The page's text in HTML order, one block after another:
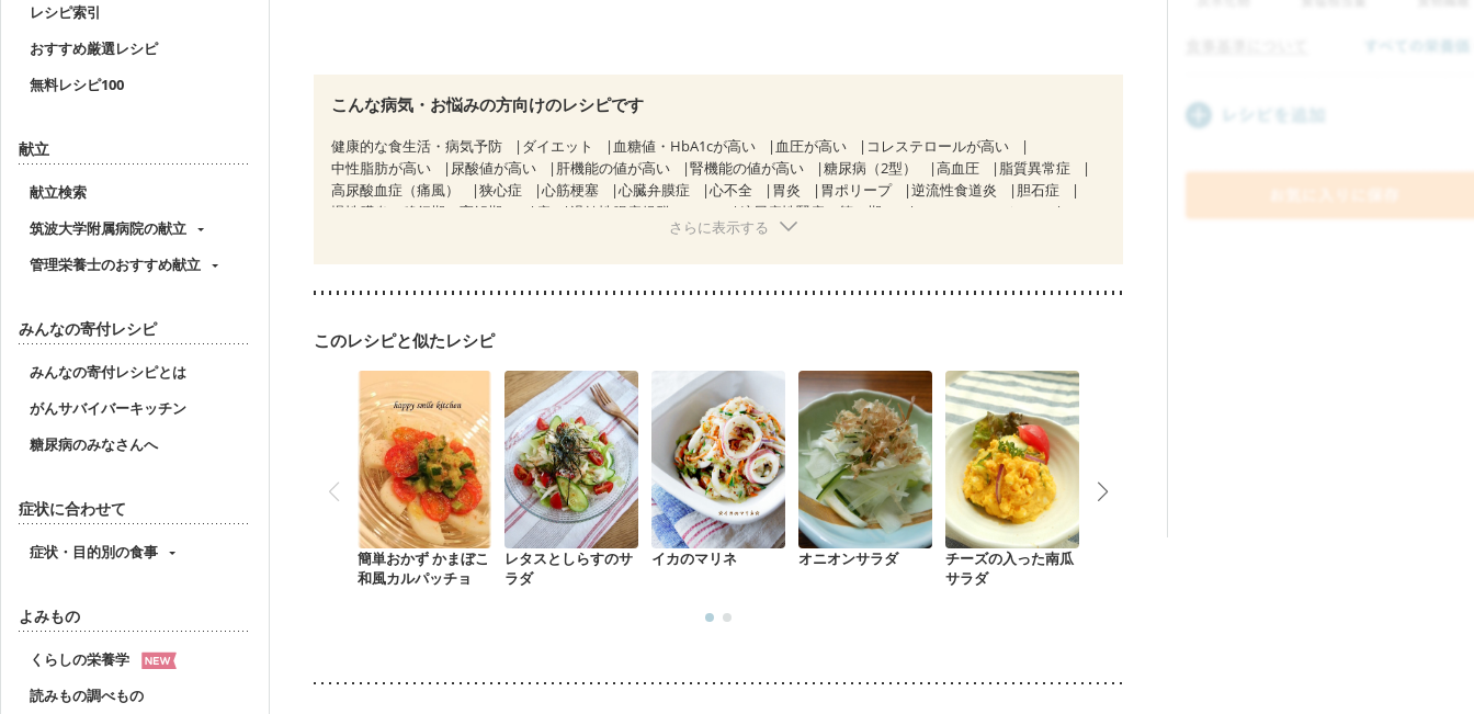
レシピ索引
おすすめ厳選レシピ
無料レシピ100
献立
献立検索
筑波大学附属病院の献立
管理栄養士のおすすめ献立
みんなの寄付レシピ
みんなの寄付レシピとは
がんサバイバーキッチン
糖尿病のみなさんへ
症状に合わせて
症状・目的別の食事
よみもの
くらしの栄養学
読みもの調べもの
こんな病気・お悩みの方向けのレシピです
健康的な食生活・病気予防 ダイエット 血糖値・HbA1cが高い 血圧が高い
コレステロールが高い
中性脂肪が高い
尿酸値が高い 肝機能の値が高い 腎機能の値が高い 糖尿病（2型） 高血圧
脂質異常症
高尿酸血症（痛風）
狭心症 心筋梗塞 心臓弁膜症 心不全 胃炎 胃ポリープ 逆流性食道炎
胆石症
慢性膵炎（移行期・寛解期）
痔 過敏性腸症候群（IBS） 糖尿病性腎症（第３期）
CKD（ステージ１）
CKD（ステージ３b） 透析
大腸がん（抗がん剤治療中）
大腸がん（放射線治療中） 飲み込みにくい 食欲がない
消化不良
妊婦健診・血糖値が気になる（初期）
さらに表示する
このレシピと似たレシピ
簡単おかず かまぼこ
和風カルパッチョ
レタスとしらすのサ
ラダ
イカのマリネ オニオンサラダ
チーズの入った南瓜
サラダ